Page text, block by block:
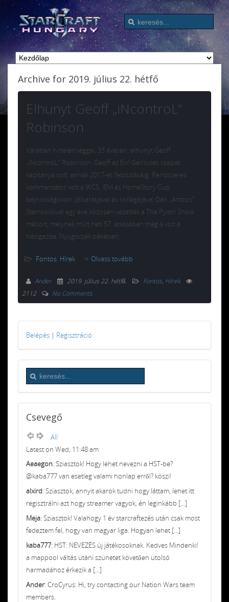
Archive for 2019. július 22. hétfő
Elhunyt Geoff „iNcontroL”
Robinson
Váratlan hirtelenséggel, 33 évesen, elhunyt Geoff
„iNcontroL” Robinson. Geoff az Evil Geniuses csapat
kapitánya volt, annak 2017-es feloszlásáig. Rendszeres
kommentátor volt a WCS, IEM és HomeStory Cup
bajnokságokon. Jóbarátjával és kollégájával Dan „Artosis”
Stemkoskival egy éve közösen vezették a The Pylon Show
műsort, melynek múlt heti 57. adásában még ő volt a
házigazda. Nyugodjék békében.
Fontos, Hírek Olvass tovább
Ander 2019. július 22. hétfő. Fontos, Hírek
2112
No Comments
Belépés | Regisztráció
Csevegő
All
Latest on Wed, 11:48 am
Aeaegon: Sziasztok! Hogy lehet nevezni a HST-be?
@kaba777 van esetleg valami honlap erről? köszi!
alxird: Sziasztok, annyit akarok tudni hogy láttam, lehet itt
regisztrálni azt hogy streamer vagyok, én leginkább [...]
Meja: Sziasztok! Valahogy 1 év starcraftezés után csak most
fedeztem fel, hogy van magyar liga. Hogyan lehet [...]
kaba777: HST: NEVEZÉS új játékosoknak. Kedves Mindenki!
a mappool váltás utáni szünetet követően utolsó
harmadához érkezik a [...]
Ander: CroCyrus: Hi, try contacting our Nation Wars team
members.